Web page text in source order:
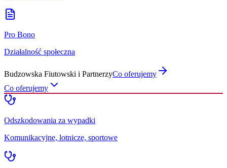
Pro Bono
Działalność społeczna
Budzowska Fiutowski i PartnerzyCo oferujemy
Co oferujemy
Odszkodowania za wypadki
Komunikacyjne, lotnicze, sportowe